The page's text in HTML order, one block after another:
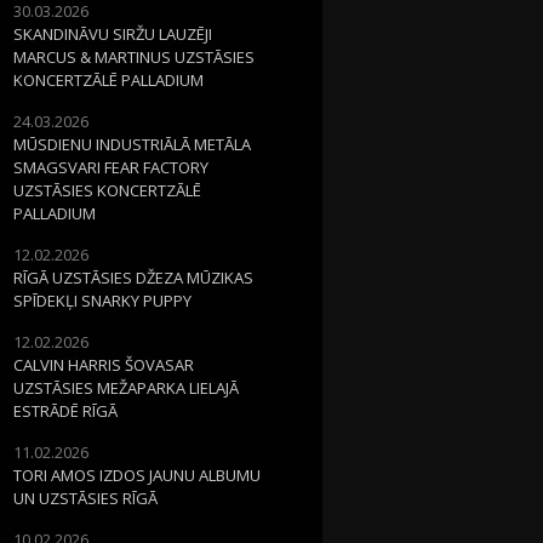
30.03.2026
SKANDINĀVU SIRŽU LAUZĒJI
MARCUS & MARTINUS UZSTĀSIES
KONCERTZĀLĒ PALLADIUM
24.03.2026
MŪSDIENU INDUSTRIĀLĀ METĀLA
SMAGSVARI FEAR FACTORY
UZSTĀSIES KONCERTZĀLĒ
PALLADIUM
12.02.2026
RĪGĀ UZSTĀSIES DŽEZA MŪZIKAS
SPĪDEKĻI SNARKY PUPPY
12.02.2026
CALVIN HARRIS ŠOVASAR
UZSTĀSIES MEŽAPARKA LIELAJĀ
ESTRĀDĒ RĪGĀ
11.02.2026
TORI AMOS IZDOS JAUNU ALBUMU
UN UZSTĀSIES RĪGĀ